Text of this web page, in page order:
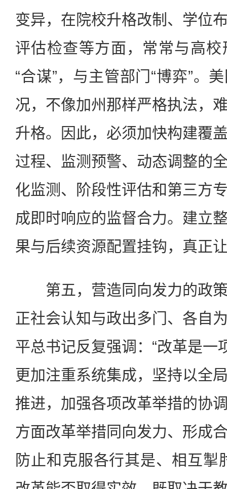
变异，在院校升格改制、学位
评估检查等方面，常常与高
“合谋”，与主管部门“博弈”。
况，不像加州那样严格执法，
升格。因此，必须加快构建覆
过程、监测预警、动态调整的
化监测、阶段性评估和第三方
成即时响应的监督合力。建立
果与后续资源配置挂钩，真正
第五，营造同向发力的政策
正社会认知与政出多门、各自
平总书记反复强调：“改革是一
更加注重系统集成，坚持以全
推进，加强各项改革举措的协
方面改革举措同向发力、形成
防止和克服各行其是、相互掣